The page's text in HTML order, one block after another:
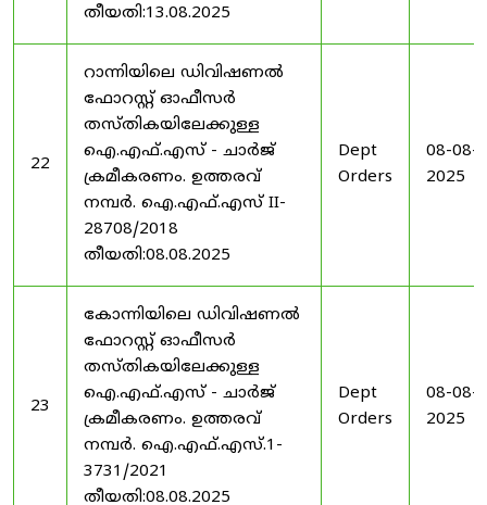
തീയതി:13.08.2025
22
റാന്നിയിലെ ഡിവിഷണൽ
ഫോറസ്റ്റ് ഓഫീസർ
തസ്തികയിലേക്കുള്ള
ഐ.എഫ്.എസ് - ചാർജ്
ക്രമീകരണം. ഉത്തരവ്
നമ്പർ. ഐ.എഫ്.എസ് II-
28708/2018
തീയതി:08.08.2025
Dept
Orders
08-08-
2025
23
കോന്നിയിലെ ഡിവിഷണൽ
ഫോറസ്റ്റ് ഓഫീസർ
തസ്തികയിലേക്കുള്ള
ഐ.എഫ്.എസ് - ചാർജ്
ക്രമീകരണം. ഉത്തരവ്
നമ്പർ. ഐ.എഫ്.എസ്.1-
3731/2021
തീയതി:08.08.2025
Dept
Orders
08-08-
2025